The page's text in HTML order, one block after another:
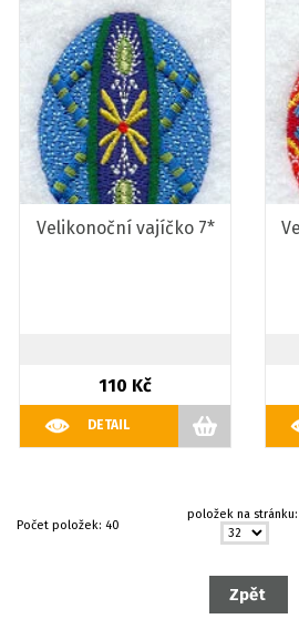
Velikonoční vajíčko 7*
110 Kč
DETAIL
Počet položek: 40
položek na stránku: